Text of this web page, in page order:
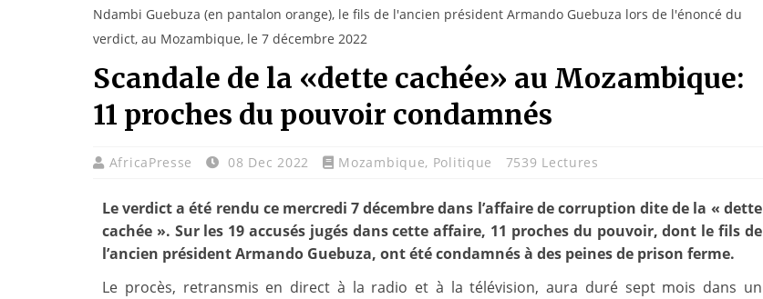
Ndambi Guebuza (en pantalon orange), le fils de l'ancien président Armando Guebuza lors de l'énoncé du
verdict, au Mozambique, le 7 décembre 2022
Scandale de la «dette cachée» au Mozambique:
11 proches du pouvoir condamnés
AfricaPresse 08 Dec 2022 Mozambique, Politique 7539 Lectures
Le verdict a été rendu ce mercredi 7 décembre dans l’affaire de corruption dite de la « dette
cachée ». Sur les 19 accusés jugés dans cette affaire, 11 proches du pouvoir, dont le fils de
l’ancien président Armando Guebuza, ont été condamnés à des peines de prison ferme.
Le procès, retransmis en direct à la radio et à la télévision, aura duré sept mois dans un